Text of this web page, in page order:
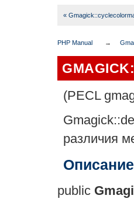
«
PHP Manual
(PECL
различия
Описание
public